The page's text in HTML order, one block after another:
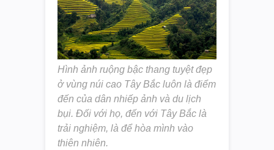
Hình ảnh ruộng bậc thang tuyệt đẹp
ở vùng núi cao Tây Bắc luôn là điểm
đến của dân nhiếp ảnh và du lịch
bụi. Đối với họ, đến với Tây Bắc là
trải nghiệm, là để hòa mình vào
thiên nhiên.